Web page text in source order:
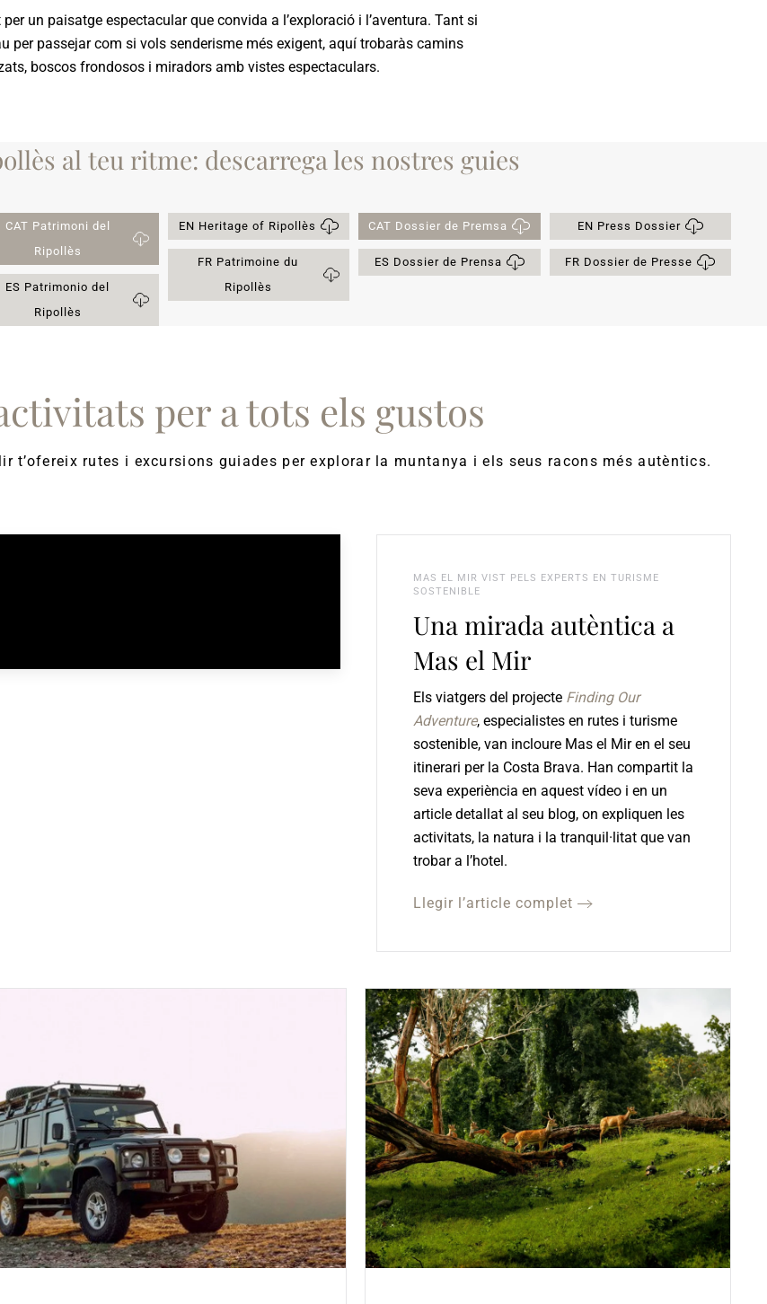
un paisatge espectacular que convida a l’exploració i l’aventura. Tant si
per passejar com si vols senderisme més exigent, aquí trobaràs camins
boscos frondosos i miradors amb vistes espectaculars.
al teu ritme: descarrega les nostres guies
CAT Patrimoni del
Ripollès
ES Patrimonio del
Ripollès
EN Heritage of Ripollès
FR Patrimoine du
Ripollès
CAT Dossier de Premsa
ES Dossier de Prensa
EN Press Dossier
FR Dossier de Presse
per a tots els gustos
t’ofereix rutes i excursions guiades per explorar la muntanya i els seus racons més autèntics.
MAS EL MIR VIST PELS EXPERTS EN TURISME
SOSTENIBLE
Una mirada autèntica a
Mas el Mir
Els viatgers del projecte Finding Our
Adventure, especialistes en rutes i turisme
sostenible, van incloure Mas el Mir en el seu
itinerari per la Costa Brava. Han compartit la
seva experiència en aquest vídeo i en un
article detallat al seu blog, on expliquen les
activitats, la natura i la tranquil·litat que van
trobar a l’hotel.
Llegir l’article complet